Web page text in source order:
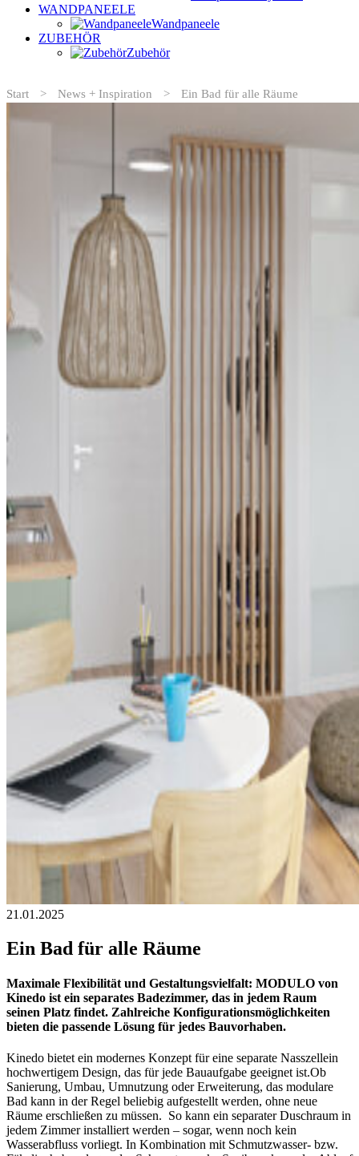
WANDPANEELE
Wandpaneele
ZUBEHÖR
Zubehör
Start > News + Inspiration > Ein Bad für alle Räume
21.01.2025
Ein Bad für alle Räume
Maximale Flexibilität und Gestaltungsvielfalt: MODULO von
Kinedo ist ein separates Badezimmer, das in jedem Raum
seinen Platz findet. Zahlreiche Konfigurationsmöglichkeiten
bieten die passende Lösung für jedes Bauvorhaben.
Kinedo bietet ein modernes Konzept für eine separate Nasszellein
hochwertigem Design, das für jede Bauaufgabe geeignet ist.Ob
Sanierung, Umbau, Umnutzung oderErweiterung, das modulare
Bad kann in der Regel beliebig aufgestellt werden, ohne neue
Räume erschließen zu müssen. So kann ein separater Duschraum in
jedem Zimmerinstalliert werden – sogar, wenn noch kein
Wasserabfluss vorliegt. In Kombination mitSchmutzwasser- bzw.